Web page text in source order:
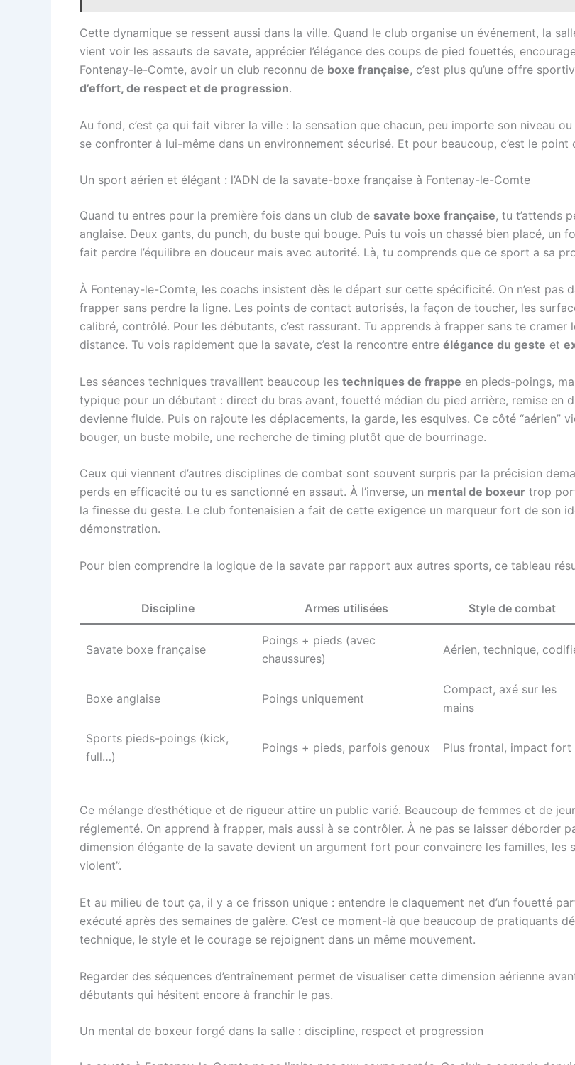
Cette dynamique se ressent aussi dans la ville. Quand le club organise un événement, la
vient voir les assauts de savate, apprécier l’élégance des coups de pied fouettés,
Fontenay-le-Comte, avoir un club reconnu de boxe française, c’est plus qu’une offre
d’effort, de respect et de progression.
Au fond, c’est ça qui fait vibrer la ville : la sensation que chacun, peu importe son niveau
se confronter à lui-même dans un environnement sécurisé. Et pour beaucoup, c’est le
Un sport aérien et élégant : l’ADN de la savate-boxe française à Fontenay-le-Comte
Quand tu entres pour la première fois dans un club de savate boxe française, tu t’attends
anglaise. Deux gants, du punch, du buste qui bouge. Puis tu vois un chassé bien placé,
fait perdre l’équilibre en douceur mais avec autorité. Là, tu comprends que ce sport a sa
À Fontenay-le-Comte, les coachs insistent dès le départ sur cette spécificité. On n’est pas
frapper sans perdre la ligne. Les points de contact autorisés, la façon de toucher, les
calibré, contrôlé. Pour les débutants, c’est rassurant. Tu apprends à frapper sans te
distance. Tu vois rapidement que la savate, c’est la rencontre entre élégance du geste et
Les séances techniques travaillent beaucoup les techniques de frappe en pieds-poings,
typique pour un débutant : direct du bras avant, fouetté médian du pied arrière, remise en
devienne fluide. Puis on rajoute les déplacements, la garde, les esquives. Ce côté “aérien”
bouger, un buste mobile, une recherche de timing plutôt que de bourrinage.
Ceux qui viennent d’autres disciplines de combat sont souvent surpris par la précision
perds en efficacité ou tu es sanctionné en assaut. À l’inverse, un mental de boxeur trop
la finesse du geste. Le club fontenaisien a fait de cette exigence un marqueur fort de son
démonstration.
Pour bien comprendre la logique de la savate par rapport aux autres sports, ce tableau
Discipline Armes utilisées Style de combat
Savate boxe française
Poings + pieds (avec
chaussures)
Aérien, technique,
Boxe anglaise Poings uniquement
Compact, axé sur les
mains
Sports pieds-poings (kick,
full…)
Poings + pieds, parfois genoux Plus frontal, impact fort
Ce mélange d’esthétique et de rigueur attire un public varié. Beaucoup de femmes et de
réglementé. On apprend à frapper, mais aussi à se contrôler. À ne pas se laisser déborder
dimension élégante de la savate devient un argument fort pour convaincre les familles, les
violent”.
Et au milieu de tout ça, il y a ce frisson unique : entendre le claquement net d’un fouetté
exécuté après des semaines de galère. C’est ce moment-là que beaucoup de pratiquants
technique, le style et le courage se rejoignent dans un même mouvement.
Regarder des séquences d’entraînement permet de visualiser cette dimension aérienne
débutants qui hésitent encore à franchir le pas.
Un mental de boxeur forgé dans la salle : discipline, respect et progression